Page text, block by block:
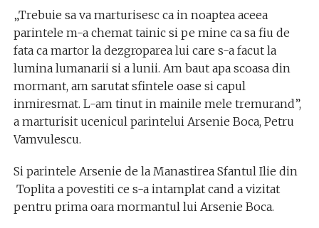
„Trebuie sa va marturisesc ca in noaptea aceea
parintele m-a chemat tainic si pe mine ca sa fiu de
fata ca martor la dezgroparea lui care s-a facut la
lumina lumanarii si a lunii. Am baut apa scoasa din
mormant, am sarutat sfintele oase si capul
inmiresmat. L-am tinut in mainile mele tremurand”,
a marturisit ucenicul parintelui Arsenie Boca, Petru
Vamvulescu.
Si parintele Arsenie de la Manastirea Sfantul Ilie din
Toplita a povestiti ce s-a intamplat cand a vizitat
pentru prima oara mormantul lui Arsenie Boca.